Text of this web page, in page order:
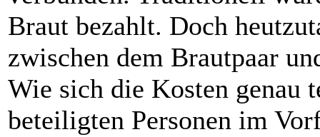
Braut bezahlt. Doch
zwischen dem Brautpaar
Wie sich die Kosten genau
beteiligten Personen im